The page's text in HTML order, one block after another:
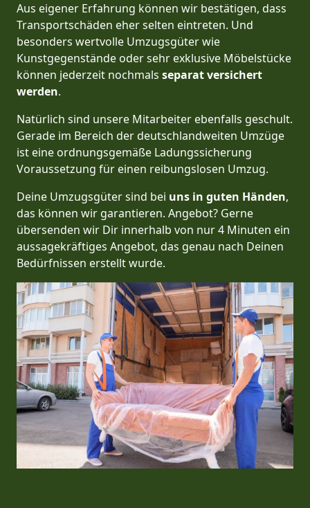
Aus eigener Erfahrung können wir bestätigen, dass
Transportschäden eher selten eintreten. Und
besonders wertvolle Umzugsgüter wie
Kunstgegenstände oder sehr exklusive Möbelstücke
können jederzeit nochmals separat versichert
werden.
Natürlich sind unsere Mitarbeiter ebenfalls geschult.
Gerade im Bereich der deutschlandweiten Umzüge
ist eine ordnungsgemäße Ladungssicherung
Voraussetzung für einen reibungslosen Umzug.
Deine Umzugsgüter sind bei uns in guten Händen,
das können wir garantieren. Angebot? Gerne
übersenden wir Dir innerhalb von nur 4 Minuten ein
aussagekräftiges Angebot, das genau nach Deinen
Bedürfnissen erstellt wurde.